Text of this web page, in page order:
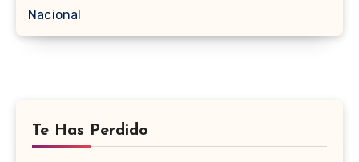
Nacional
Te Has Perdido